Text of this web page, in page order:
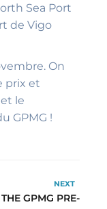
Sea Port
de Vigo
On
prix et
le
GPMG !
NEXT
THE GPMG PRE-